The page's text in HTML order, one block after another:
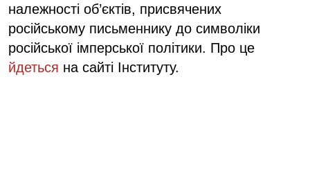
належності об’єктів, присвячених
російському письменнику до символіки
російської імперської політики. Про це
йдеться на сайті Інституту.